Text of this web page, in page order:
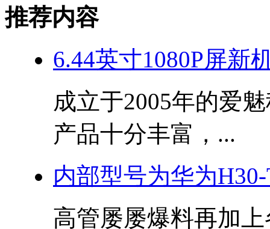
推荐内容
6.44英寸1080P屏新
成立于2005年的爱
产品十分丰富，...
内部型号为华为
高管屡屡爆料再加